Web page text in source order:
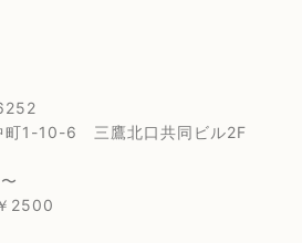
10-6 三鷹北口共同ビル2F
〜
2500